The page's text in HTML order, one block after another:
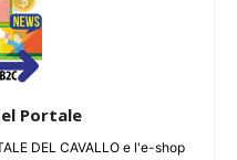
Portale
DEL CAVALLO e l'e-shop